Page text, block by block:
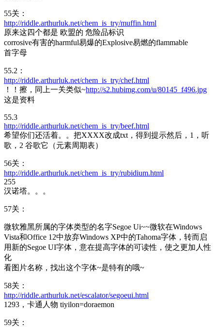
55关：
http://riddle.arthurluk.net/chem_is_try/muffin.html
原来这四个都是 欧盟的 危险品标识
corrosive有害的harmful易爆的Explosive易燃的flammable
首字母
55.2：
http://riddle.arthurluk.net/chem_is_try/chef.html
！！擦，同上一关类似~http://s2.hubimg.com/u/80145_f496.jpg
这是资料
55.3
http://riddle.arthurluk.net/chem_is_try/beef.html
希望你们还活着。。把XXXX改成txt，得到提示然后，1，听
歌，2 谷歌它（元素周期表）
56关：
http://riddle.arthurluk.net/chem_is_try/rubidium.html
255
汉诺塔。。。
57关：
微软雅黑所属的字体类型的名字Segoe Ui~~微软在Windows
Vista和Office 12中放弃Windows XP中的Tahoma字体，转而启
用新的Segoe UI字体，意在提高字体的可读性，使之更加人性
化
看图片名称，找出这个字体~是特有的哦~
58关：
http://riddle.arthurluk.net/escalator/segoeui.html
1293，卡通人物 tiyilon=doraemon
59关：